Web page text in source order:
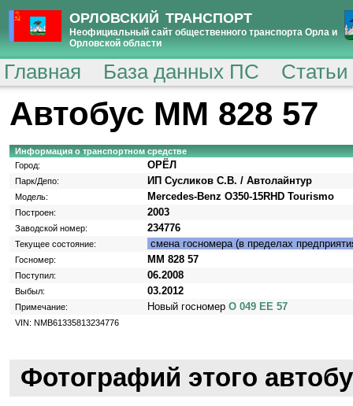
ОРЛОВСКИЙ ТРАНСПОРТ
Неофициальный сайт общественного транспорта Орла и
Орловской области
Главная База данных ПС
Автобус ММ 828 57
Информация о транспортном средстве
Город:
ОРЁЛ
Парк/Депо: ИП Сусликов С.В. / Автолайнтур
Модель: Mercedes-Benz O350-15RHD Tourismo
Построен: 2003
Заводской номер: 234776
Текущее состояние: смена госномера (в пределах
Госномер: ММ 828 57
Поступил: 06.2008
Выбыл: 03.2012
Примечание: Новый госномер О 049 ЕЕ 57
VIN: NMB61335813234776
Фотографий этого